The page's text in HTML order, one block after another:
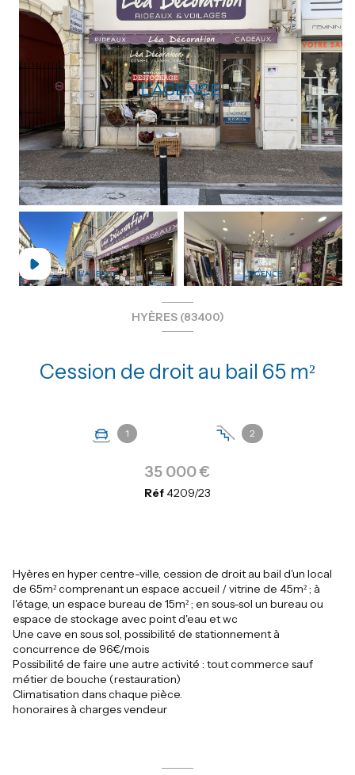
HYÈRES (83400)
Cession de droit au bail 65 m²
1 2
35 000 €
Réf4209/23
Hyères en hyper centre-ville, cession de droit au bail d'un local
de 65m² comprenant un espace accueil / vitrine de 45m² ; à
l'étage, un espace bureau de 15m² ; en sous-sol un bureau ou
espace de stockage avec point d'eau et wc
Une cave en sous sol, possibilité de stationnement à
concurrence de 96€/mois
Possibilité de faire une autre activité : tout commerce sauf
métier de bouche (restauration)
Climatisation dans chaque pièce.
honoraires à charges vendeur